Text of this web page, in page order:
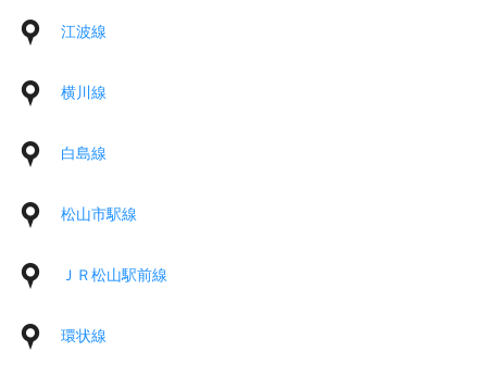
江波線
横川線
白島線
松山市駅線
ＪＲ松山駅前線
環状線